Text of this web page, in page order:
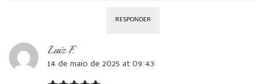
RESPONDER
Luiz F.
14 de maio de 2025 at 09:43